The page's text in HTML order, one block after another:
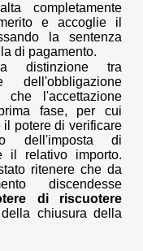
completamente
e accoglie il
la sentenza
di pagamento.
distinzione tra
dell'obbligazione
l'accettazione
fase, per cui
il potere di verificare
dell'imposta di
il relativo importo.
ritenere che da
discendesse
di riscuotere
chiusura della